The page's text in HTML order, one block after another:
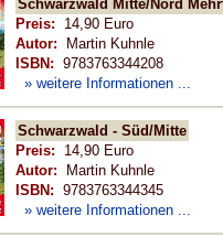
Schwarzwald Mitte/Nord
Preis: 14,90 Euro
Autor: Martin Kuhnle
ISBN: 9783763344208
» weitere Informationen ...
Schwarzwald - Süd/Mitte
Preis: 14,90 Euro
Autor: Martin Kuhnle
ISBN: 9783763344345
» weitere Informationen ...